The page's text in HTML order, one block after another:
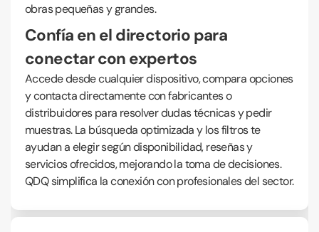
obras pequeñas y grandes.
Confía en el directorio para
conectar con expertos
Accede desde cualquier dispositivo, compara opciones
y contacta directamente con fabricantes o
distribuidores para resolver dudas técnicas y pedir
muestras. La búsqueda optimizada y los filtros te
ayudan a elegir según disponibilidad, reseñas y
servicios ofrecidos, mejorando la toma de decisiones.
QDQ simplifica la conexión con profesionales del sector.